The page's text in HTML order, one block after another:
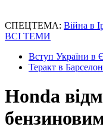
СПЕЦТЕМА: Війна в
ВСІ ТЕМИ
Вступ України в
Теракт в
Honda